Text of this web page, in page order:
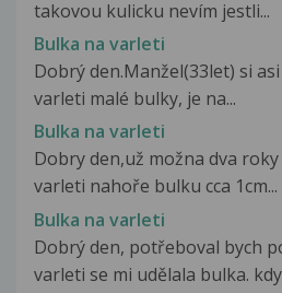
takovou kulicku nevím jestli...
Bulka na varleti
Dobrý den.Manžel(33let) si
varleti malé bulky, je na...
Bulka na varleti
Dobry den,už možna dva
varleti nahoře bulku cca 1cm...
Bulka na varleti
Dobrý den, potřeboval bych
varleti se mi udělala bulka.